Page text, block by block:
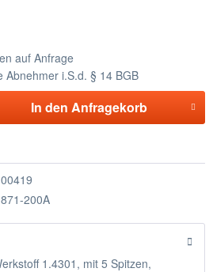
auf Anfrage
Abnehmer i.S.d. § 14 BGB
In den Anfragekorb
200A
1.4301, mit 5 Spitzen,